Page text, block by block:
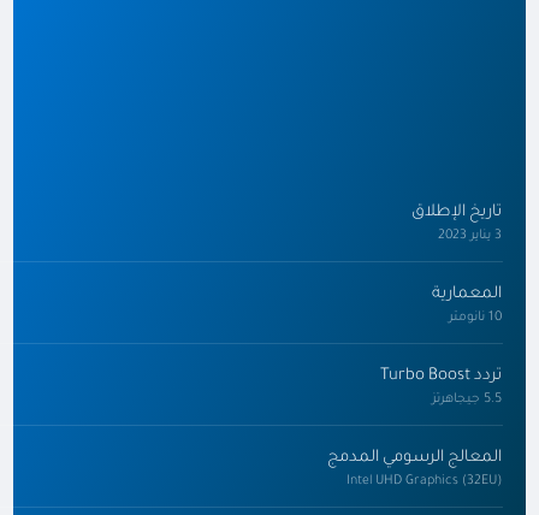
تاريخ الإطلاق
المعمارية
10 نانومتر
تردد Turbo Boost
5.5 جيجاهرتز
المعالج الرسومي المدمج
Intel UHD Graphics (32EU)